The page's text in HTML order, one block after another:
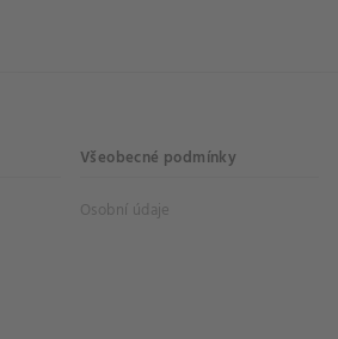
Všeobecné podmínky
Osobní údaje